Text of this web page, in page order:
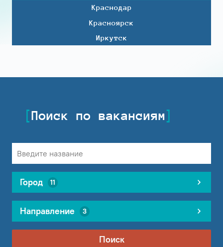
Краснодар
Красноярск
Иркутск
Поиск по вакансиям
Город 11
Направление 3
Поиск